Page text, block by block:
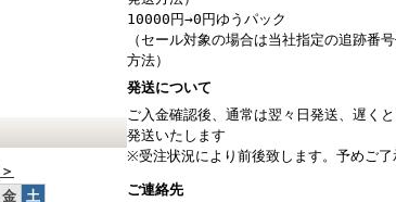
＞
金 土
10000円→0円ゆうパック
（セール対象の場合は当社指定の追跡番
方法）
発送について
ご入金確認後、通常は翌々日発送、遅く
発送いたします
※受注状況により前後致します。予めご了
ご連絡先